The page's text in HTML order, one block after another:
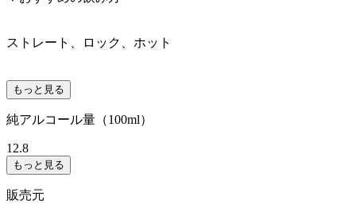
ストレート、ロック、ホット
もっと見る
純アルコール量（100ml）
12.8
もっと見る
販売元